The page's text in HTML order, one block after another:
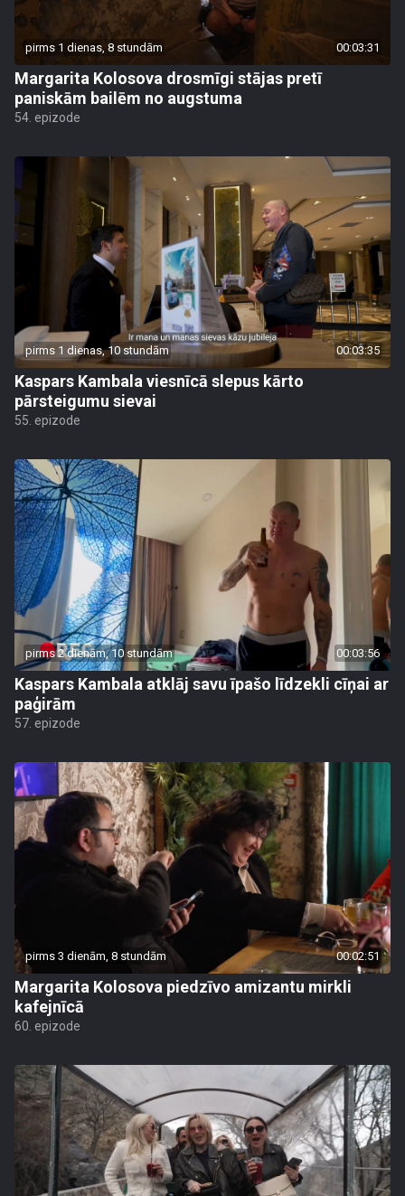
pirms 1 dienas, 8 stundām 00:03:31
Margarita Kolosova drosmīgi stājas pretī
paniskām bailēm no augstuma
54. epizode
pirms 1 dienas, 10 stundām 00:03:35
Kaspars Kambala viesnīcā slepus kārto
pārsteigumu sievai
55. epizode
pirms 2 dienām, 10 stundām 00:03:56
Kaspars Kambala atklāj savu īpašo līdzekli cīņai ar
paģirām
57. epizode
pirms 3 dienām, 8 stundām 00:02:51
Margarita Kolosova piedzīvo amizantu mirkli
kafejnīcā
60. epizode